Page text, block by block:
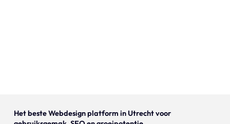
Het beste Webdesign platform in Utrecht voor
Websites